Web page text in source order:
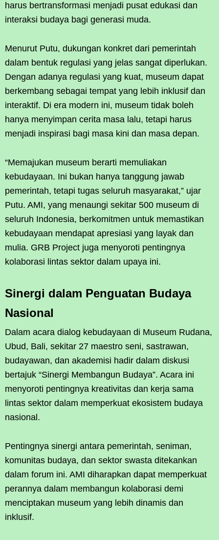
harus bertransformasi menjadi pusat edukasi dan
interaksi budaya bagi generasi muda.
Menurut Putu, dukungan konkret dari pemerintah
dalam bentuk regulasi yang jelas sangat diperlukan.
Dengan adanya regulasi yang kuat, museum dapat
berkembang sebagai tempat yang lebih inklusif dan
interaktif. Di era modern ini, museum tidak boleh
hanya menyimpan cerita masa lalu, tetapi harus
menjadi inspirasi bagi masa kini dan masa depan.
“Memajukan museum berarti memuliakan
kebudayaan. Ini bukan hanya tanggung jawab
pemerintah, tetapi tugas seluruh masyarakat,” ujar
Putu. AMI, yang menaungi sekitar 500 museum di
seluruh Indonesia, berkomitmen untuk memastikan
kebudayaan mendapat apresiasi yang layak dan
mulia. GRB Project juga menyoroti pentingnya
kolaborasi lintas sektor dalam upaya ini.
Sinergi dalam Penguatan Budaya
Nasional
Dalam acara dialog kebudayaan di Museum Rudana,
Ubud, Bali, sekitar 27 maestro seni, sastrawan,
budayawan, dan akademisi hadir dalam diskusi
bertajuk “Sinergi Membangun Budaya”. Acara ini
menyoroti pentingnya kreativitas dan kerja sama
lintas sektor dalam memperkuat ekosistem budaya
nasional.
Pentingnya sinergi antara pemerintah, seniman,
komunitas budaya, dan sektor swasta ditekankan
dalam forum ini. AMI diharapkan dapat memperkuat
perannya dalam membangun kolaborasi demi
menciptakan museum yang lebih dinamis dan
inklusif.